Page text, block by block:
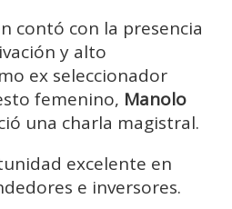
contó con la presencia
y alto
ex seleccionador
femenino, Manolo
una charla magistral.
excelente en
e inversores.